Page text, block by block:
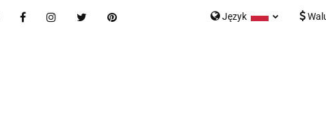
Język
Nowości Bestsellery Kontakt Formularz